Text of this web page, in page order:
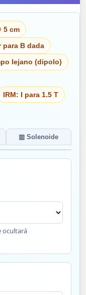
5 cm
para B dada
lejano (dipolo)
IRM: I para 1.5 T
▥ Solenoide
ocultará